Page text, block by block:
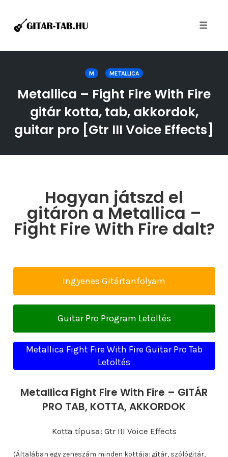
M METALLICA
Metallica – Fight Fire With Fire
gitár kotta, tab, akkordok,
guitar pro [Gtr III Voice Effects]
Hogyan játszd el
gitáron a Metallica –
Fight Fire With Fire dalt?
Ingyenes Gitártanfolyam
Guitar Pro Program Letöltés
Metallica Fight Fire With Fire Guitar Pro Tab
Letöltés
Metallica Fight Fire With Fire – GITÁR
PRO TAB, KOTTA, AKKORDOK
Kotta típusa: Gtr III Voice Effects
(Általában egy zeneszám minden kottája: gitár, szólógitár,